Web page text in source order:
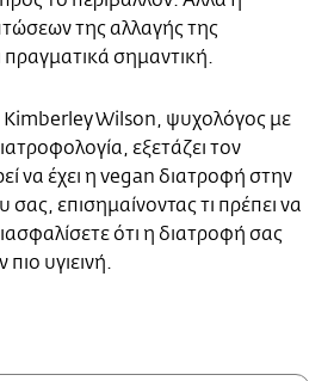
της αλλαγής της
πραγματικά σημαντική.
Kimberley Wilson, ψυχολόγος με
εξετάζει τον
να έχει η vegan διατροφή στην
σας, επισημαίνοντας τι πρέπει να
ότι η διατροφή σας
υγιεινή.